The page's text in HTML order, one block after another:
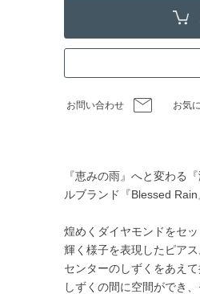
お問い合わせ お気
『恵みの雨』へと変わる
ルブランド『Blessed Rain
煌めくダイヤモンドをセ
輝く様子を表現したピアス
センターのしずくをあえ
しずくの間に空間ができ